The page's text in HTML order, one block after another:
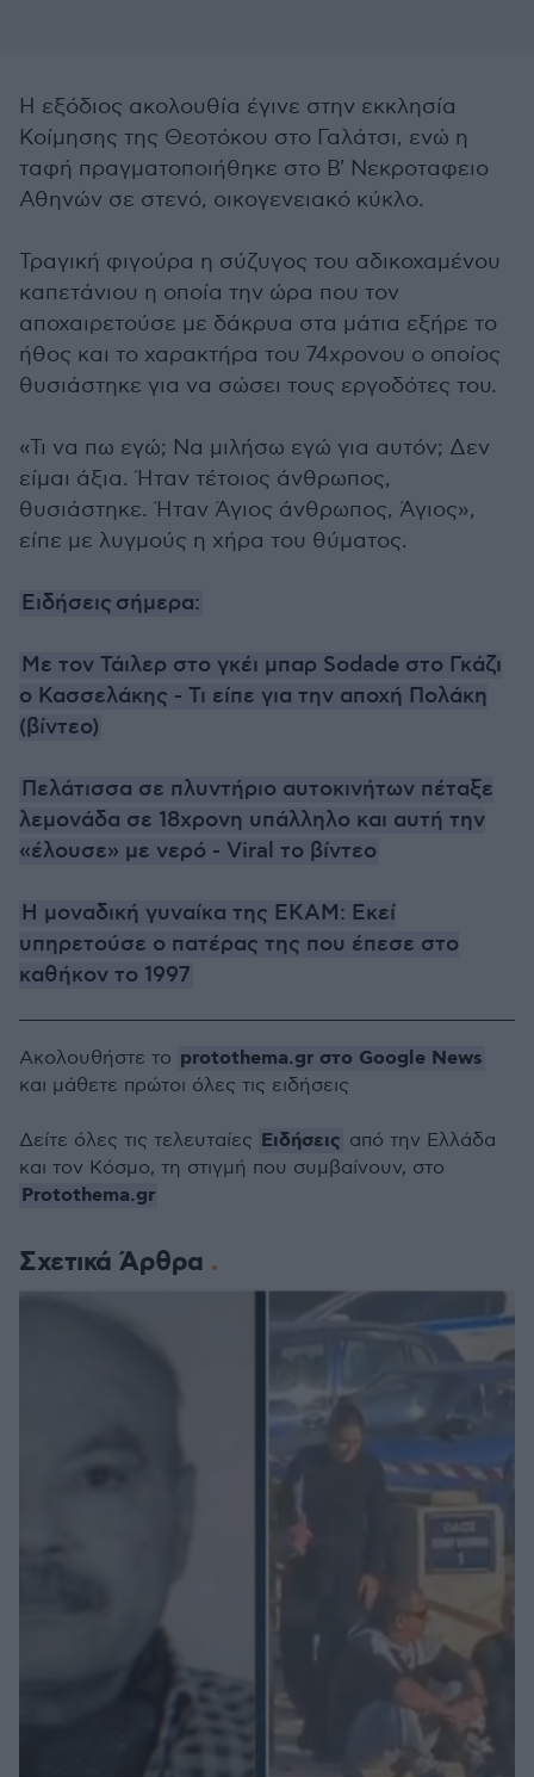
Η εξόδιος ακολουθία έγινε στην εκκλησία
Κοίμησης της Θεοτόκου στο Γαλάτσι, ενώ η
ταφή πραγματοποιήθηκε στο Β' Νεκροταφειο
Αθηνών σε στενό, οικογενειακό κύκλο.
Τραγική φιγούρα η σύζυγος του αδικοχαμένου
καπετάνιου η οποία την ώρα που τον
αποχαιρετούσε με δάκρυα στα μάτια εξήρε το
ήθος και το χαρακτήρα του 74χρονου ο οποίος
θυσιάστηκε για να σώσει τους εργοδότες του.
«Τι να πω εγώ; Να μιλήσω εγώ για αυτόν; Δεν
είμαι άξια. Ήταν τέτοιος άνθρωπος,
θυσιάστηκε. Ήταν Άγιος άνθρωπος, Άγιος»,
είπε με λυγμούς η χήρα του θύματος.
Ειδήσεις σήμερα:
Με τον Τάιλερ στο γκέι μπαρ Sodade στο Γκάζι
ο Κασσελάκης - Τι είπε για την αποχή Πολάκη
(βίντεο)
Πελάτισσα σε πλυντήριο αυτοκινήτων πέταξε
λεμονάδα σε 18χρονη υπάλληλο και αυτή την
«έλουσε» με νερό - Viral το βίντεο
Η μοναδική γυναίκα της ΕΚΑΜ: Εκεί
υπηρετούσε ο πατέρας της που έπεσε στο
καθήκον το 1997
Σχετικά Άρθρα
Ακολουθήστε το protothema.gr στο Google News
και μάθετε πρώτοι όλες τις ειδήσεις
Δείτε όλες τις τελευταίες Ειδήσεις από την Ελλάδα
και τον Κόσμο, τη στιγμή που συμβαίνουν, στο
Protothema.gr